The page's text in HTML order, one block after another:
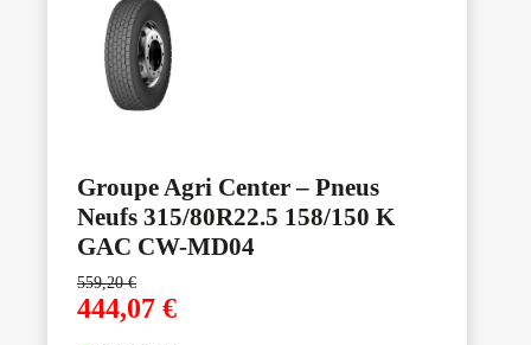
Groupe Agri Center – Pneus
Neufs 315/80R22.5 158/150 K
GAC CW-MD04
559,20€
444,07 €